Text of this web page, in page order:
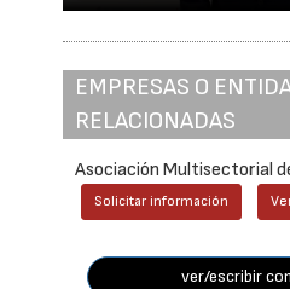
EMPRESAS O
RELACIONADAS
Asociación Multisectorial
Solicitar información
ver/escribir